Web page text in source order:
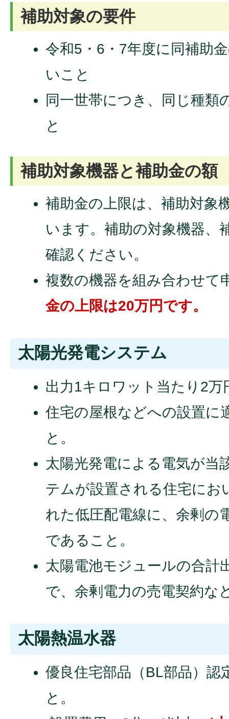
補助対象の要件
令和5・6・7年度に同補助
いこと
同一世帯につき、同じ種類
と
補助対象機器と補助金の額
補助金の上限は、補助対象
います。補助の対象機器、
確認ください。
複数の機器を組み合わせて
金の上限は20万円です。
太陽光発電システム
出力1キロワット当たり2
住宅の屋根などへの設置に
と。
太陽光発電による電気が当
テムが設置される住宅にお
れた低圧配電線に、余剰の
であること。
太陽電池モジュールの合計
で、余剰電力の売電契約な
太陽熱温水器
優良住宅部品（BL部品）認
と。